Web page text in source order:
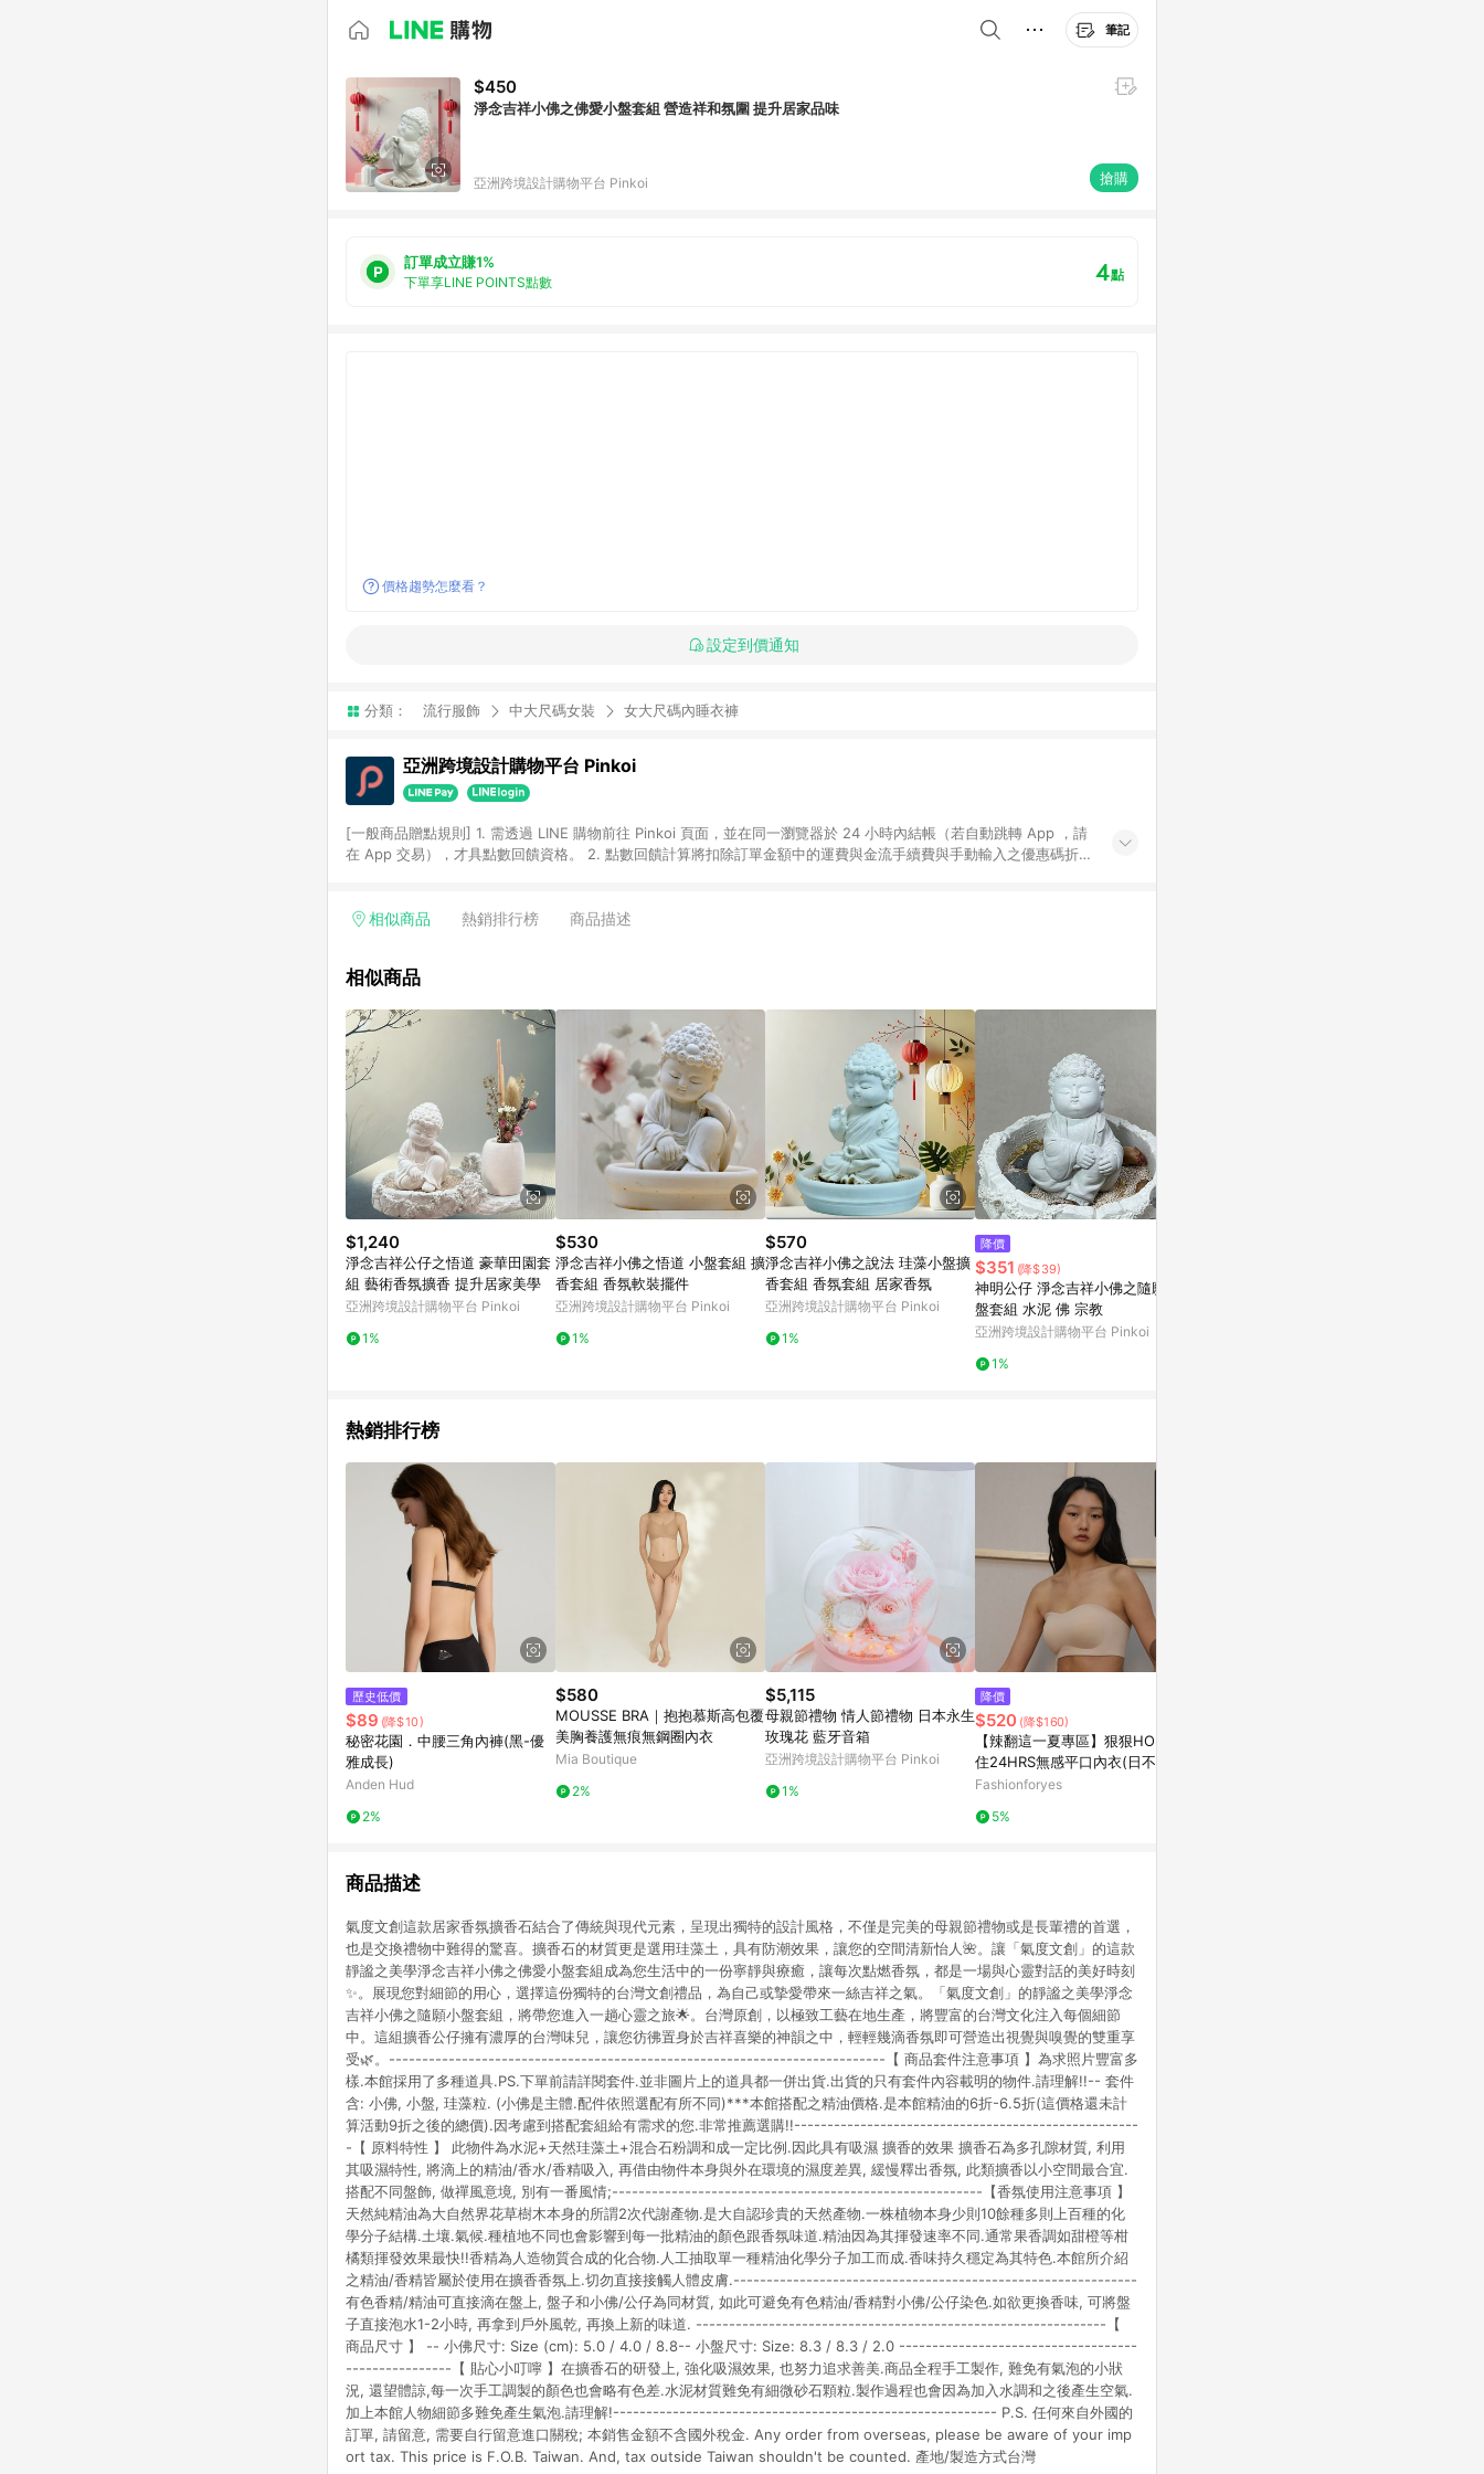
筆記
$450
淨念吉祥小佛之佛愛小盤套組 營造祥和氛圍 提升居家品味
亞洲跨境設計購物平台 Pinkoi 搶購
訂單成立賺1%
下單享LINE POINTS點數 4點
價格趨勢怎麼看？
設定到價通知
分類： 流行服飾 中大尺碼女裝 女大尺碼內睡衣褲
亞洲跨境設計購物平台 Pinkoi
[一般商品贈點規則] 1. 需透過 LINE 購物前往 Pinkoi 頁面，並在同一瀏覽器於 24 小時內結帳（若自動跳轉 App ，請
在 App 交易），才具點數回饋資格。 2. 點數回饋計算將扣除訂單金額中的運費與金流手續費與手動輸入之優惠碼折
格，部分退款不在此限。 6. APP 請更新至Android v4.6.0 / iOS v4.1.5 以上才具贈點資格。 7. 點數將於出貨後 45 天
使用規則請以點數紅包活動說明為準。 11. 若於 LINE 購物前往 Pinkoi 頁面後才首次下載 Pinkoi APP 並完成訂單，不
相似商品 熱銷排行榜 商品描述
相似商品
$1,240
淨念吉祥公仔之悟道 豪華田園套
組 藝術香氛擴香 提升居家美學
亞洲跨境設計購物平台 Pinkoi
1%
$530
淨念吉祥小佛之悟道 小盤套組 擴
香套組 香氛軟裝擺件
亞洲跨境設計購物平台 Pinkoi
1%
$570
淨念吉祥小佛之說法 珪藻小盤擴
香套組 香氛套組 居家香氛
亞洲跨境設計購物平台 Pinkoi
1%
降價
$351 (降$39)
神明公仔 淨念吉祥小佛之隨願 中
盤套組 水泥 佛 宗教
亞洲跨境設計購物平台 Pinkoi
1%
熱銷排行榜
歷史低價
$89 (降$10)
秘密花園．中腰三角內褲(黑-優
雅成長)
Anden Hud
2%
$580
MOUSSE BRA｜抱抱慕斯高包覆
美胸養護無痕無鋼圈內衣
Mia Boutique
2%
$5,115
母親節禮物 情人節禮物 日本永生
玫瑰花 藍牙音箱
亞洲跨境設計購物平台 Pinkoi
1%
降價
$520 (降$160)
【辣翻這一夏專區】狠狠HOLD
住24HRS無感平口內衣(日不落
款)
Fashionforyes
5%
商品描述
氣度文創這款居家香氛擴香石結合了傳統與現代元素，呈現出獨特的設計風格，不僅是完美的母親節禮物或是長輩禮的首選，
也是交換禮物中難得的驚喜。擴香石的材質更是選用珪藻土，具有防潮效果，讓您的空間清新怡人🌺。讓「氣度文創」的這款
靜謐之美學淨念吉祥小佛之佛愛小盤套組成為您生活中的一份寧靜與療癒，讓每次點燃香氛，都是一場與心靈對話的美好時刻
✨。展現您對細節的用心，選擇這份獨特的台灣文創禮品，為自己或摯愛帶來一絲吉祥之氣。「氣度文創」的靜謐之美學淨念
吉祥小佛之隨願小盤套組，將帶您進入一趟心靈之旅🌟。台灣原創，以極致工藝在地生產，將豐富的台灣文化注入每個細節
中。這組擴香公仔擁有濃厚的台灣味兒，讓您彷彿置身於吉祥喜樂的神韻之中，輕輕幾滴香氛即可營造出視覺與嗅覺的雙重享
受🌿。---------------------------------------------------------------------------【 商品套件注意事項 】為求照片豐富多
樣.本館採用了多種道具.PS.下單前請詳閱套件.並非圖片上的道具都一併出貨.出貨的只有套件內容載明的物件.請理解!!-- 套件
含: 小佛, 小盤, 珪藻粒. (小佛是主體.配件依照選配有所不同)***本館搭配之精油價格.是本館精油的6折-6.5折(這價格還未計
算活動9折之後的總價).因考慮到搭配套組給有需求的您.非常推薦選購!!----------------------------------------------------
-【 原料特性 】 此物件為水泥+天然珪藻土+混合石粉調和成一定比例.因此具有吸濕 擴香的效果 擴香石為多孔隙材質, 利用
其吸濕特性, 將滴上的精油/香水/香精吸入, 再借由物件本身與外在環境的濕度差異, 緩慢釋出香氛, 此類擴香以小空間最合宜.
搭配不同盤飾, 做禪風意境, 別有一番風情;--------------------------------------------------------【香氛使用注意事項 】
天然純精油為大自然界花草樹木本身的所謂2次代謝產物.是大自認珍貴的天然產物.一株植物本身少則10餘種多則上百種的化
學分子結構.土壤.氣候.種植地不同也會影響到每一批精油的顏色跟香氛味道.精油因為其揮發速率不同.通常果香調如甜橙等柑
橘類揮發效果最快!!香精為人造物質合成的化合物.人工抽取單一種精油化學分子加工而成.香味持久穩定為其特色.本館所介紹
之精油/香精皆屬於使用在擴香香氛上.切勿直接接觸人體皮膚.-------------------------------------------------------------
有色香精/精油可直接滴在盤上, 盤子和小佛/公仔為同材質, 如此可避免有色精油/香精對小佛/公仔染色.如欲更換香味, 可將盤
子直接泡水1-2小時, 再拿到戶外風乾, 再換上新的味道. --------------------------------------------------------------【
商品尺寸 】 -- 小佛尺寸: Size (cm): 5.0 / 4.0 / 8.8-- 小盤尺寸: Size: 8.3 / 8.3 / 2.0 ------------------------------------
----------------【 貼心小叮嚀 】在擴香石的研發上, 強化吸濕效果, 也努力追求善美.商品全程手工製作, 難免有氣泡的小狀
況, 還望體諒,每一次手工調製的顏色也會略有色差.水泥材質難免有細微砂石顆粒.製作過程也會因為加入水調和之後產生空氣.
加上本館人物細節多難免產生氣泡.請理解!---------------------------------------------------------- P.S. 任何來自外國的
訂單, 請留意, 需要自行留意進口關稅; 本銷售金額不含國外稅金. Any order from overseas, please be aware of your imp
ort tax. This price is F.O.B. Taiwan. And, tax outside Taiwan shouldn't be counted. 產地/製造方式台灣